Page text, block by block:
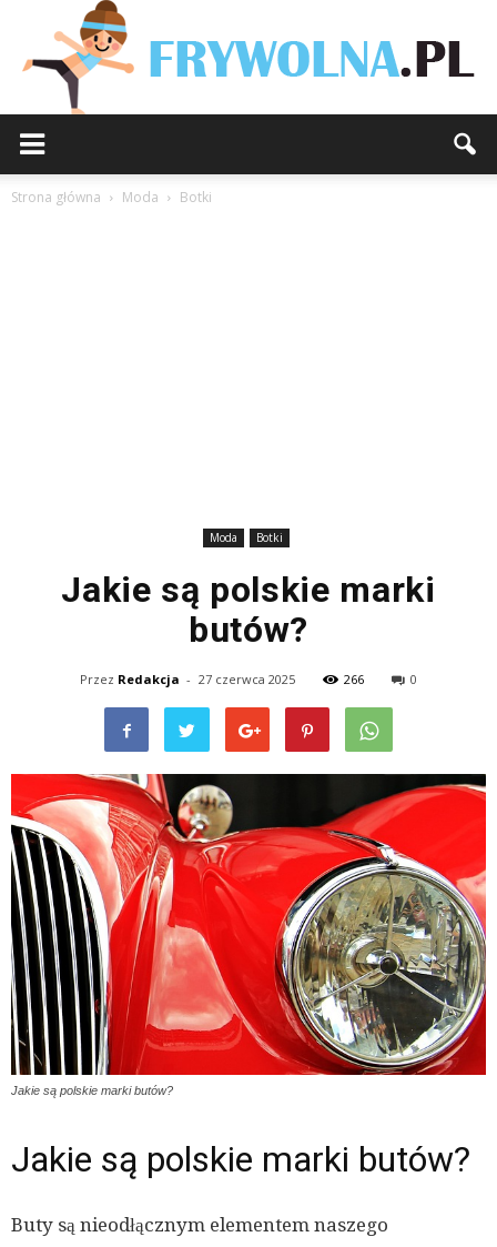
Strona główna Moda Botki
Moda Botki
Jakie są polskie marki
butów?
Przez Redakcja - 27 czerwca 2025 266 0
Jakie są polskie marki butów?
Jakie są polskie marki butów?
Buty są nieodłącznym elementem naszego